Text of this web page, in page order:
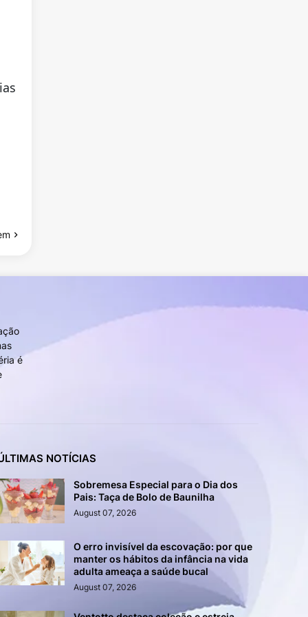
é
NOTÍCIAS
Sobremesa Especial para o Dia dos
Pais: Taça de Bolo de Baunilha
August 07, 2026
O erro invisível da escovação: por que
manter os hábitos da infância na vida
adulta ameaça a saúde bucal
August 07, 2026